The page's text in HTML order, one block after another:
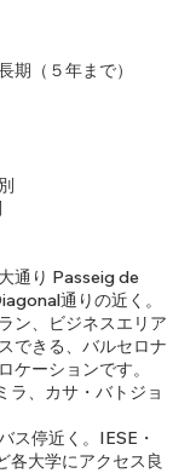
期（５年まで）
通り Passeig de
通りの近く。
ン、ビジネスエリア
できる、バルセロナ
ケーションです。
ラ、カサ・バトジョ
ス停近く。IESE・
各大学にアクセス良